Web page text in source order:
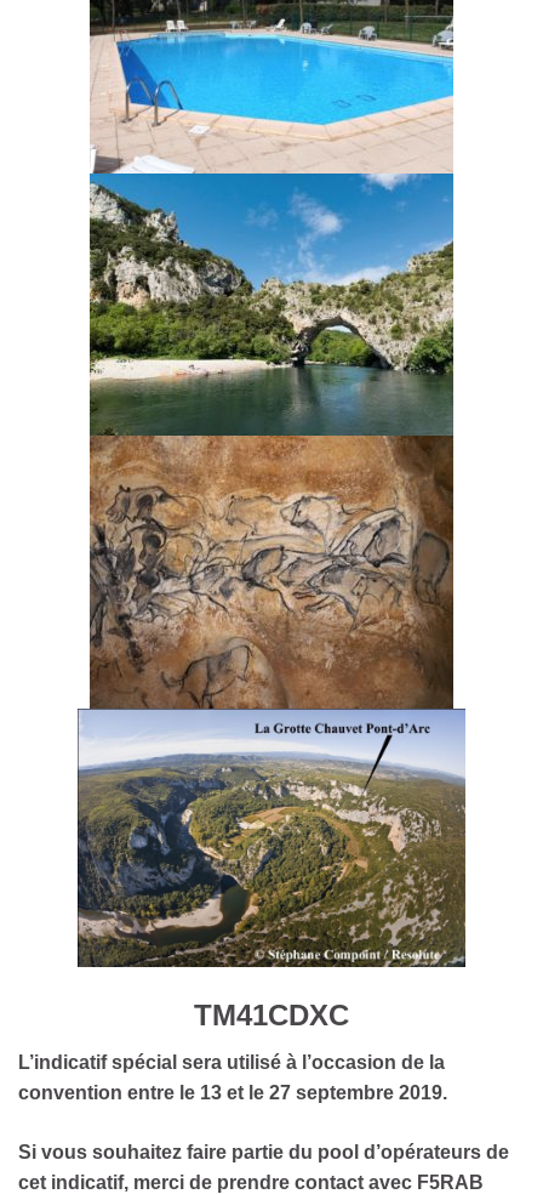
TM41CDXC
L’indicatif spécial sera utilisé à l’occasion de la
convention entre le 13 et le 27 septembre 2019.
Si vous souhaitez faire partie du pool d’opérateurs de
cet indicatif, merci de prendre contact avec F5RAB